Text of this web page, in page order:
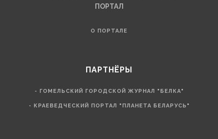
ПОРТАЛ
О ПОРТАЛЕ
ПАРТНЁРЫ
- ГОМЕЛЬСКИЙ ГОРОДСКОЙ ЖУРНАЛ "БЕЛКА"
- КРАЕВЕДЧЕСКИЙ ПОРТАЛ "ПЛАНЕТА БЕЛАРУСЬ"